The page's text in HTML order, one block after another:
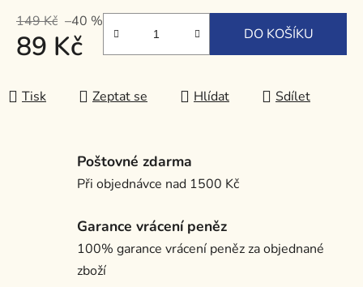
149 Kč –40 %
89 Kč DO KOŠÍKU
Tisk Zeptat se Hlídat Sdílet
Poštovné zdarma
Při objednávce nad 1500 Kč
Garance vrácení peněz
100% garance vrácení peněz za objednané
zboží